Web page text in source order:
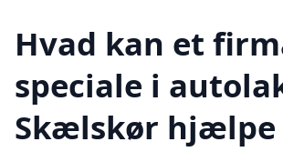
Hvad kan et
speciale i
Skælskør hjælpe